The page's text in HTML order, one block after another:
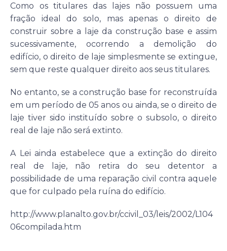
Como os titulares das lajes não possuem uma
fração ideal do solo, mas apenas o direito de
construir sobre a laje da construção base e assim
sucessivamente, ocorrendo a demolição do
edifício, o direito de laje simplesmente se extingue,
sem que reste qualquer direito aos seus titulares.
No entanto, se a construção base for reconstruída
em um período de 05 anos ou ainda, se o direito de
laje tiver sido instituído sobre o subsolo, o direito
real de laje não será extinto.
A Lei ainda estabelece que a extinção do direito
real de laje, não retira do seu detentor a
possibilidade de uma reparação civil contra aquele
que for culpado pela ruína do edifício.
http://www.planalto.gov.br/ccivil_03/leis/2002/L104
06compilada.htm